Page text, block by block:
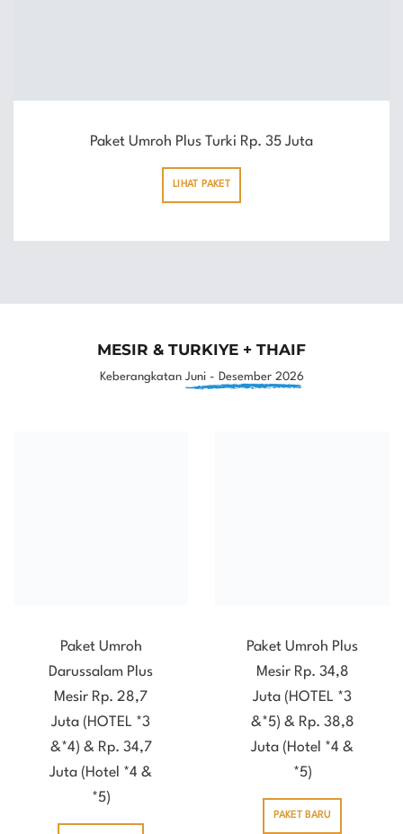
Paket Umroh Plus Turki Rp. 35 Juta
LIHAT PAKET
MESIR & TURKIYE + THAIF
Keberangkatan Juni - Desember 2026
Paket Umroh
Darussalam Plus
Mesir Rp. 28,7
Juta (HOTEL *3
&*4) & Rp. 34,7
Juta (Hotel *4 &
*5)
Paket Umroh Plus
Mesir Rp. 34,8
Juta (HOTEL *3
&*5) & Rp. 38,8
Juta (Hotel *4 &
*5)
PAKET BARU